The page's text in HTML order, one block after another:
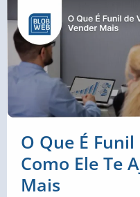
O Que É
Como Ele Te
Mais